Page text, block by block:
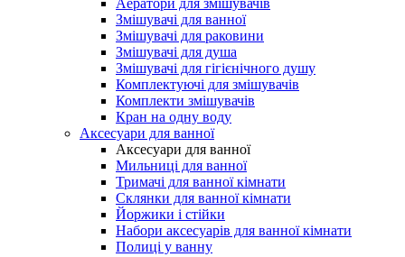
Аератори для змішувачів
Змішувачі для ванної
Змішувачі для раковини
Змішувачі для душа
Змішувачі для гігієнічного душу
Комплектуючі для змішувачів
Комплекти змішувачів
Кран на одну воду
Аксесуари для ванної
Аксесуари для ванної
Мильниці для ванної
Тримачі для ванної кімнати
Склянки для ванної кімнати
Йоржики і стійки
Набори аксесуарів для ванної кімнати
Полиці у ванну